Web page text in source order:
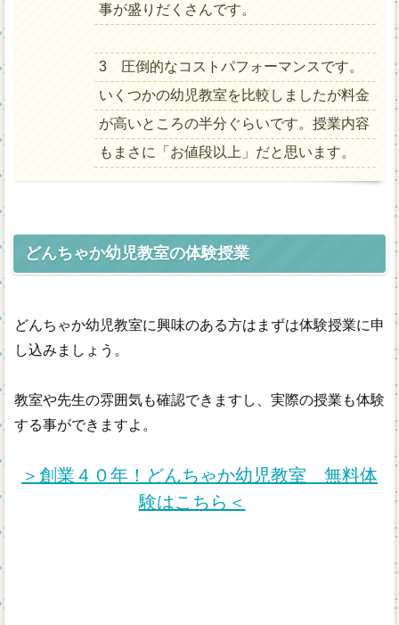
事が盛りだくさんです。
3 圧倒的なコストパフォーマンスです。
いくつかの幼児教室を比較しましたが料金
が高いところの半分ぐらいです。授業内容
もまさに「お値段以上」だと思います。
どんちゃか幼児教室の体験授業
どんちゃか幼児教室に興味のある方はまずは体験授業に申
し込みましょう。
教室や先生の雰囲気も確認できますし、実際の授業も体験
する事ができますよ。
＞創業４０年！どんちゃか幼児教室 無料体
験はこちら＜